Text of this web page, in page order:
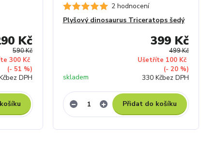
590 Kč
300 Kč
(- 51 %)
Kč
bez DPH
2 hodnocení
Plyšový dinosaurus Triceratops šedý
499 Kč
Ušetříte 100 Kč
(- 20 %)
399 Kč
330 Kčbez DPH
skladem
Přidat do košíku